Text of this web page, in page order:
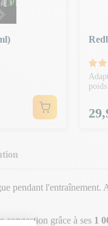
pendant l'entraînement.
congestion grâce à ses 1